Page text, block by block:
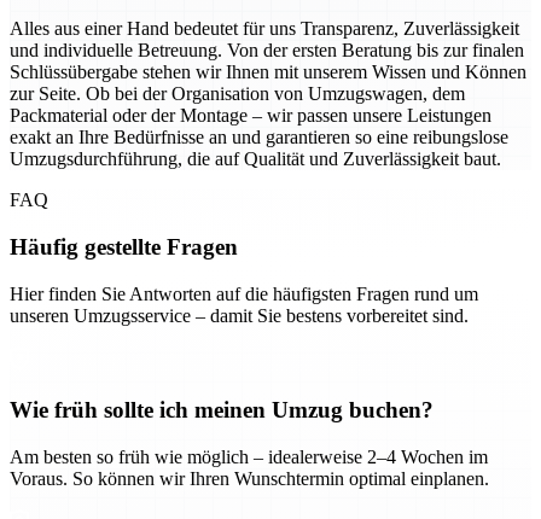
Alles aus einer Hand bedeutet für uns Transparenz, Zuverlässigkeit
und individuelle Betreuung. Von der ersten Beratung bis zur finalen
Schlüssübergabe stehen wir Ihnen mit unserem Wissen und Können
zur Seite. Ob bei der Organisation von Umzugswagen, dem
Packmaterial oder der Montage – wir passen unsere Leistungen
exakt an Ihre Bedürfnisse an und garantieren so eine reibungslose
Umzugsdurchführung, die auf Qualität und Zuverlässigkeit baut.
FAQ
Häufig gestellte Fragen
Hier finden Sie Antworten auf die häufigsten Fragen rund um
unseren Umzugsservice – damit Sie bestens vorbereitet sind.
Wie früh sollte ich meinen Umzug buchen?
Am besten so früh wie möglich – idealerweise 2–4 Wochen im
Voraus. So können wir Ihren Wunschtermin optimal einplanen.